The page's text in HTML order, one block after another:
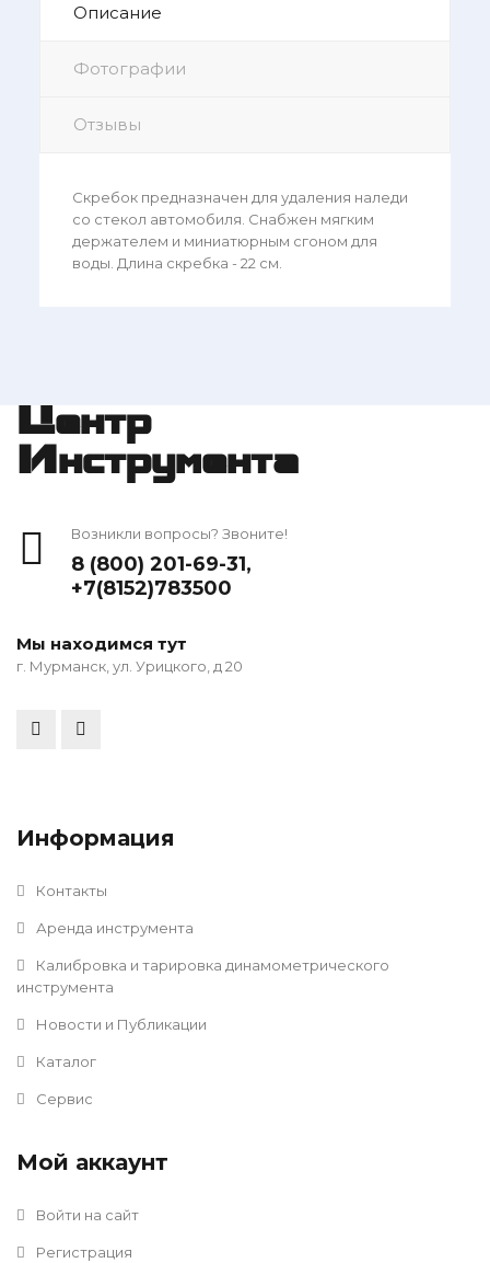
Описание
Фотографии
Отзывы
Скребок предназначен для удаления наледи
со стекол автомобиля. Снабжен мягким
держателем и миниатюрным сгоном для
воды. Длина скребка - 22 см.
Центр
Инструмента
Возникли вопросы? Звоните!
8 (800) 201-69-31,
+7(8152)783500
Мы находимся тут
г. Мурманск, ул. Урицкого, д 20
Информация
Контакты
Аренда инструмента
Калибровка и тарировка динамометрического
инструмента
Новости и Публикации
Каталог
Сервис
Мой аккаунт
Войти на сайт
Регистрация